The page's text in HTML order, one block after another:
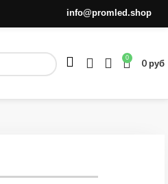
info@promled.shop
0 0руб